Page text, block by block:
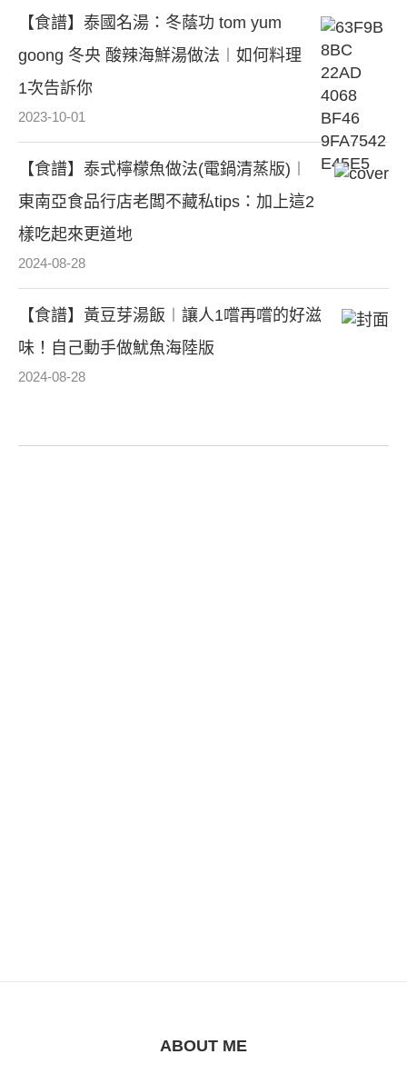
【食譜】泰國名湯：冬蔭功 tom yum
goong 冬央 酸辣海鮮湯做法︱如何料理
1次告訴你
2023-10-01
【食譜】泰式檸檬魚做法(電鍋清蒸版)︱
東南亞食品行店老闆不藏私tips：加上這2
樣吃起來更道地
2024-08-28
【食譜】黃豆芽湯飯︱讓人1嚐再嚐的好滋
味！自己動手做魷魚海陸版
2024-08-28
ABOUT ME